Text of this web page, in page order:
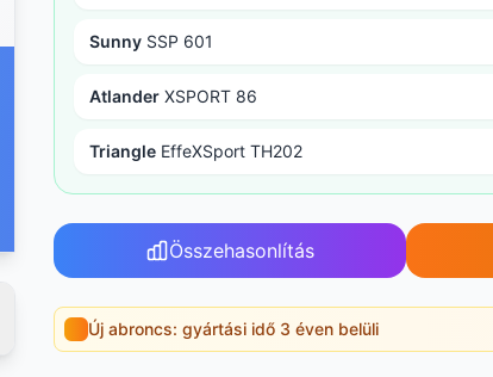
Sunny SSP 601
Atlander XSPORT 86
Triangle EffeXSport TH202
Összehasonlítás
Új abroncs: gyártási idő 3 éven belüli